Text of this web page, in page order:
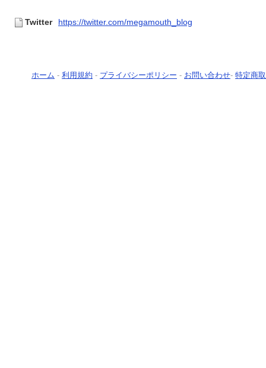
Twitter https://twitter.com/megamouth_blog
ホーム - 利用規約 - プライバシーポリシー - お問い合わせ- 特定商